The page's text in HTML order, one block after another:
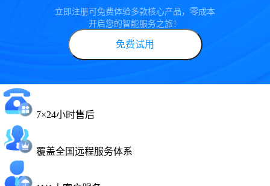
立即注册可免费体验多款核心产品，零成本
开启您的智能服务之旅！
免费试用
7×24小时售后
覆盖全国远程服务体系